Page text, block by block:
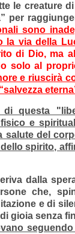
le creature
per
sono
via della
di Dio, ma
solo al
e riuscirà
di questa
e
salute del
spirito,
dalla
che,
e di
gioia senza